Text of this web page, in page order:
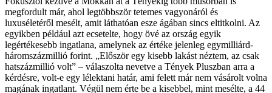
megfordult már, ahol legtöbbször tetemes vagyonáról és
luxuséletéről mesélt, amit láthatóan esze ágában sincs eltitkolni. Az
egyikben például azt ecsetelte, hogy övé az ország egyik
legértékesebb ingatlana, amelynek az értéke jelenleg egymilliárd-
háromszázmillió forint. „Először egy kisebb lakást néztem, az csak
hatszázmillió volt” – válaszolta nevetve a Tények Pluszban arra a
kérdésre, volt-e egy lélektani határ, ami felett már nem vásárolt volna
magának ingatlant. Végül nem érte be a kisebbel, mint mesélte, a 44